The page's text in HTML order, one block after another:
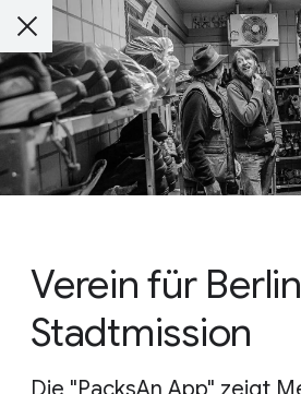
Verein für
Stadtmission